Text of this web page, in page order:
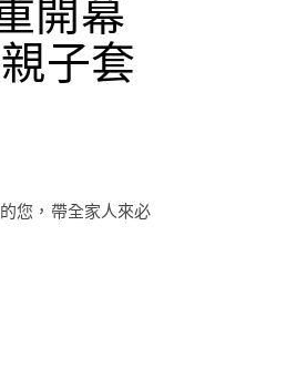
子套
您，帶全家人來必